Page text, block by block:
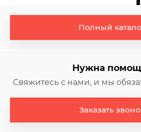
Полный
Нужна
Свяжитесь с нами, и мы
Заказать